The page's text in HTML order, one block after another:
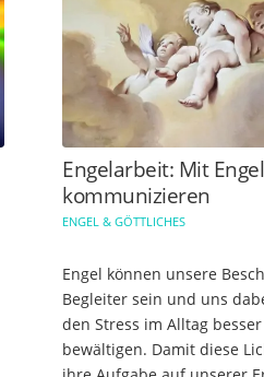
Engelarbeit: Mit
kommunizieren
ENGEL & GÖTTLICHES
Engel können unsere
Begleiter sein und uns
den Stress im Alltag
bewältigen. Damit diese